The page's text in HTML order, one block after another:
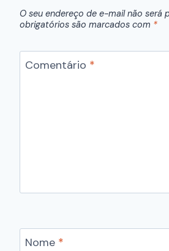
O seu endereço de e-mail não será
obrigatórios são marcados com *
Comentário *
Nome *